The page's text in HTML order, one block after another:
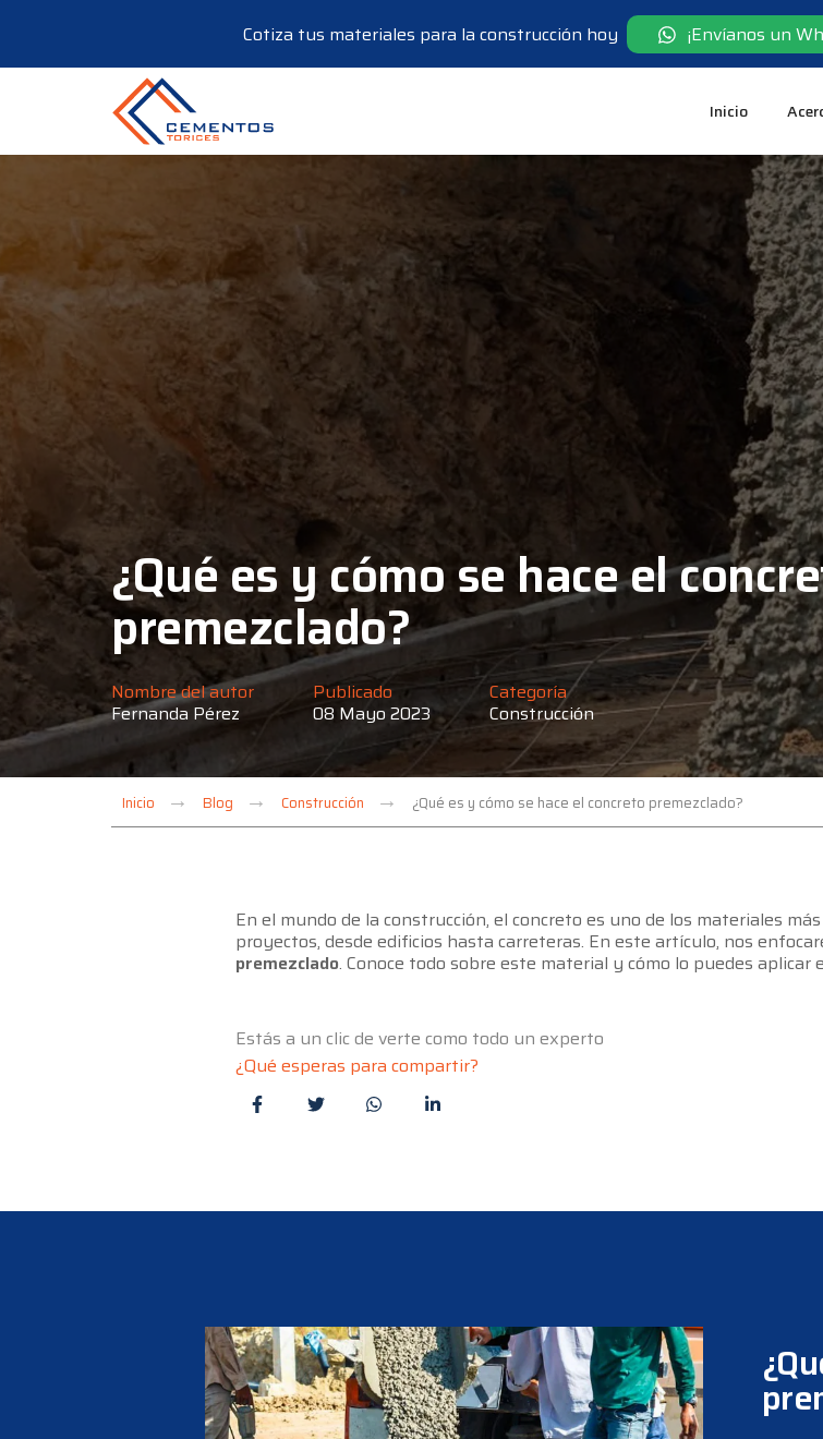
Cotiza tus materiales para la construcción hoy ¡Envíanos un
Inicio
¿Qué es y cómo se hace el
premezclado?
Nombre del autor
Fernanda Pérez
Publicado
08 Mayo 2023
Categoría
Construcción
Inicio Blog Construcción ¿Qué es y cómo se hace el concreto premezclado?
En el mundo de la construcción, el concreto es uno de los materiales
proyectos, desde edificios hasta carreteras. En este artículo, nos
premezclado. Conoce todo sobre este material y cómo lo puedes
Estás a un clic de verte como todo un experto
¿Qué esperas para compartir?